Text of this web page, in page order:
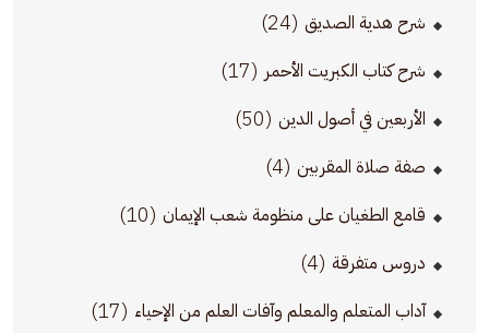
شرح هدية الصديق (24)
شرح كتاب الكبريت الأحمر (17)
الأربعين في أصول الدين (50)
صفة صلاة المقربين (4)
قامع الطغيان على منظومة شعب الإيمان (10)
دروس متفرقة (4)
آداب المتعلم والمعلم وآفات العلم من الإحياء (17)